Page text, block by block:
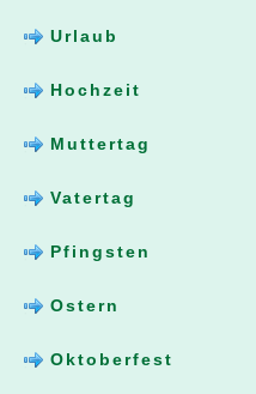
Urlaub
Hochzeit
Muttertag
Vatertag
Pfingsten
Ostern
Oktoberfest